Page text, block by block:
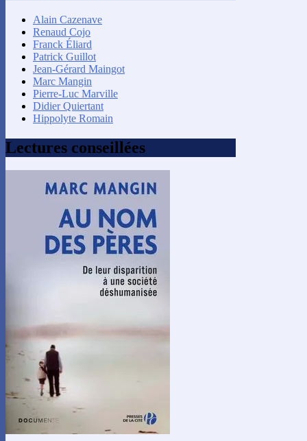
Alain Cazenave
Renaud Cojo
Franck Éliard
Patrick Guillot
Jean-Gérard Maingot
Marc Mangin
Pierre-Luc Marville
Didier Quiertant
Hippolyte Romain
Lectures conseillées